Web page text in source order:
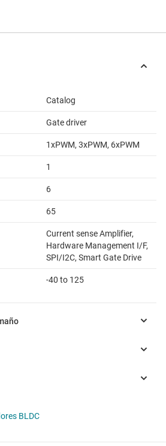
Catalog
Gate driver
1xPWM, 3xPWM, 6xPWM
1
6
65
Current sense Amplifier,
Hardware Management I/F,
SPI/I2C, Smart Gate Drive
-40 to 125
BLDC